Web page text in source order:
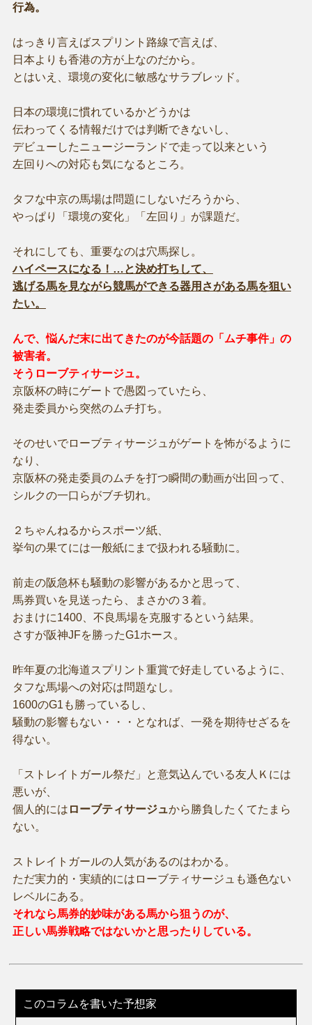
行為。
はっきり言えばスプリント路線で言えば、
日本よりも香港の方が上なのだから。
とはいえ、環境の変化に敏感なサラブレッド。
日本の環境に慣れているかどうかは
伝わってくる情報だけでは判断できないし、
デビューしたニュージーランドで走って以来という
左回りへの対応も気になるところ。
タフな中京の馬場は問題にしないだろうから、
やっぱり「環境の変化」「左回り」が課題だ。
それにしても、重要なのは穴馬探し。
ハイペースになる！…と決め打ちして、
逃げる馬を見ながら競馬ができる器用さがある馬を狙い
たい。
んで、悩んだ末に出てきたのが今話題の「ムチ事件」の
被害者。
そうローブティサージュ。
京阪杯の時にゲートで愚図っていたら、
発走委員から突然のムチ打ち。
そのせいでローブティサージュがゲートを怖がるように
なり、
京阪杯の発走委員のムチを打つ瞬間の動画が出回って、
シルクの一口らがブチ切れ。
２ちゃんねるからスポーツ紙、
挙句の果てには一般紙にまで扱われる騒動に。
前走の阪急杯も騒動の影響があるかと思って、
馬券買いを見送ったら、まさかの３着。
おまけに1400、不良馬場を克服するという結果。
さすが阪神JFを勝ったG1ホース。
昨年夏の北海道スプリント重賞で好走しているように、
タフな馬場への対応は問題なし。
1600のG1も勝っているし、
騒動の影響もない・・・となれば、一発を期待せざるを
得ない。
「ストレイトガール祭だ」と意気込んでいる友人Ｋには
悪いが、
個人的には ローブティサージュから勝負したくてたまら
ない。
ストレイトガールの人気があるのはわかる。
ただ実力的・実績的にはローブティサージュも遜色ない
レベルにある。
それなら馬券的妙味がある馬から狙うのが、
正しい馬券戦略ではないかと思ったりしている。
このコラムを書いた予想家